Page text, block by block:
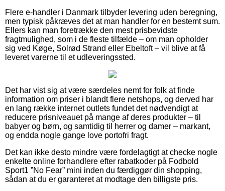
Flere e-handler i Danmark tilbyder levering uden beregning,
men typisk påkræves det at man handler for en bestemt sum.
Ellers kan man foretrække den mest prisbevidste
fragtmulighed, som i de fleste tilfælde – om man opholder
sig ved Køge, Solrød Strand eller Ebeltoft – vil blive at få
leveret varerne til et udleveringssted.
Det har vist sig at være særdeles nemt for folk at finde
information om priser i blandt flere netshops, og derved har
en lang række internet outlets fundet det nødvendigt at
reducere prisniveauet på mange af deres produkter – til
babyer og børn, og samtidig til herrer og damer – markant,
og endda nogle gange love portofri fragt.
Det kan ikke desto mindre være fordelagtigt at checke nogle
enkelte online forhandlere efter rabatkoder på Fodbold
Sport1 ”No Fear” mini inden du færdiggør din shopping,
sådan at du er garanteret at modtage den billigste pris.